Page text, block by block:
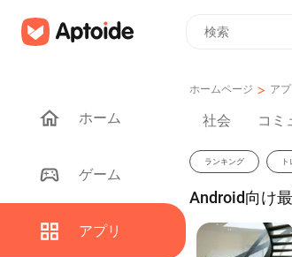
ホーム
ゲーム
アプリ
ホームページ > ア
社会 コミ
ランキング
Android向け